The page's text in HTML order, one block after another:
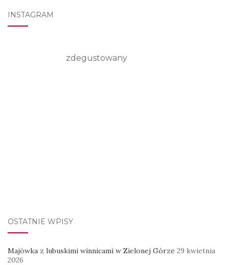
INSTAGRAM
zdegustowany
OSTATNIE WPISY
Majówka z lubuskimi winnicami w Zielonej Górze 29 kwietnia
2026